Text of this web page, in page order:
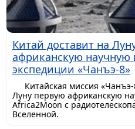
Китай доставит на
африканскую научную
экспедиции «Чанъэ-8»
Китайская миссия
Луну первую африканскую
Africa2Moon с
Вселенной.